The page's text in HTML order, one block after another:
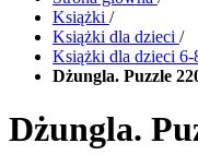
Książki /
Książki dla dzieci /
Książki dla dzieci 6-
Dżungla. Puzzle
Dżungla.